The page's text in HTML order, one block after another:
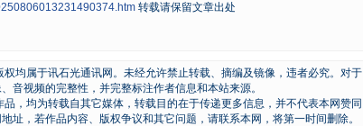
转载请保留文章出处
均属于讯石光通讯网。未经允许禁止转载、摘编及镜像，违者必究。对于
音视频的完整性，并完整标注作者信息和本站来源。
，均为转载自其它媒体，转载目的在于传递更多信息，并不代表本网赞同
址，若作品内容、版权争议和其它问题，请联系本网，将第一时间删除。